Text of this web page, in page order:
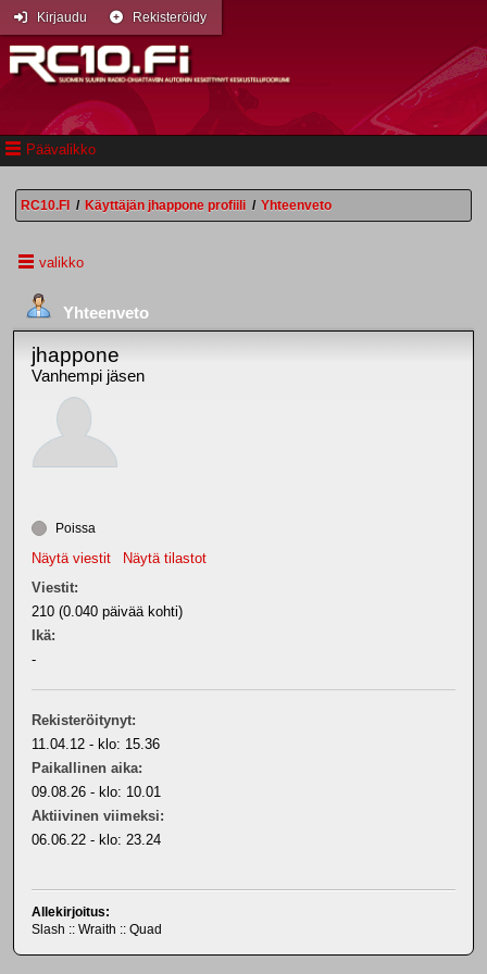
Päävalikko
Kirjaudu Rekisteröidy
RC10.FI / Käyttäjän jhappone profiili / Yhteenveto
valikko
Yhteenveto
jhappone
Vanhempi jäsen
Poissa
Näytä viestit
Näytä tilastot
Viestit:
210 (0.040 päivää kohti)
Ikä:
-
Rekisteröitynyt:
11.04.12 - klo: 15.36
Paikallinen aika:
09.08.26 - klo: 10.01
Aktiivinen viimeksi:
06.06.22 - klo: 23.24
Allekirjoitus:
Slash :: Wraith :: Quad